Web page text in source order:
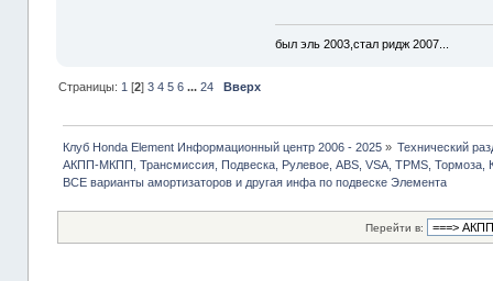
был эль 2003,стал ридж 2007...
Страницы: 1 [2] 3 4 5 6 ... 24 Вверх
Клуб Honda Element Информационный центр 2006 - 2025» Технический
АКПП-МКПП, Трансмиссия, Подвеска, Рулевое, ABS, VSA, TPMS, Тормоза,
ВСЕ варианты амортизаторов и другая инфа по подвеске Элемента
Перейти в: